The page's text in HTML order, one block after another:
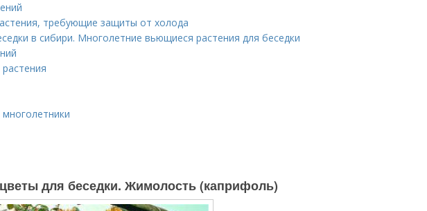
требующие защиты от холода
в сибири. Многолетние вьющиеся растения для беседки
для беседки. Жимолость (каприфоль)